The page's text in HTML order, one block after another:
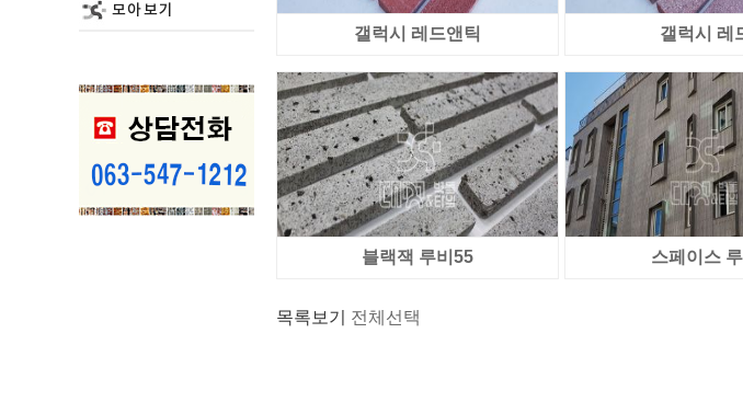
모아보기
갤럭시 레드앤틱 갤럭시 레
블랙잭 루비55 스페이스 루
목록보기 전체선택